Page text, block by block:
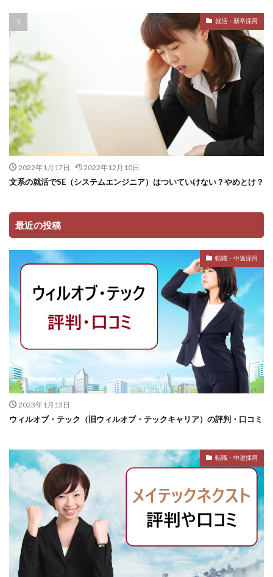
就活・新卒採用
2022年1月17日 2022年12月10日
文系の就活でSE（システムエンジニア）はついていけない？やめとけ？
最近の投稿
転職・中途採用
2023年1月13日
ウィルオブ・テック（旧ウィルオブ・テックキャリア）の評判・口コミ
転職・中途採用